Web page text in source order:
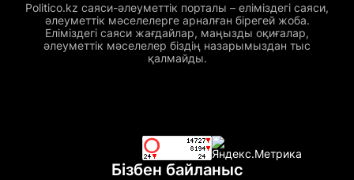
Politico.kz саяси-әлеуметтік порталы – еліміздегі саяси,
әлеуметтік мәселелерге арналған бірегей жоба.
Еліміздегі саяси жағдайлар, маңызды оқиғалар,
әлеуметтік мәселелер біздің назарымыздан тыс
қалмайды.
Бізбен байланыс